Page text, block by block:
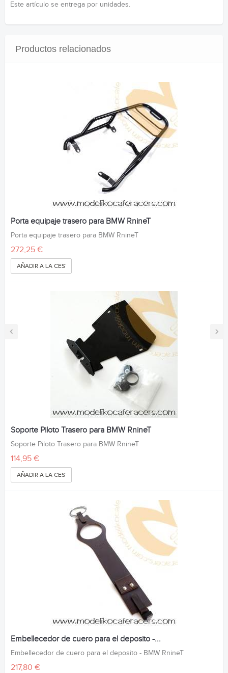
Este artículo se entrega por unidades.
Productos relacionados
‹ ›
Porta equipaje trasero para BMW RnineT
Porta equipaje trasero para BMW RnineT
272,25 €
AÑADIR A LA CESTA
Soporte Piloto Trasero para BMW RnineT
Soporte Piloto Trasero para BMW RnineT
114,95 €
AÑADIR A LA CESTA
Embellecedor de cuero para el deposito -...
Embellecedor de cuero para el deposito - BMW RnineT
217,80 €